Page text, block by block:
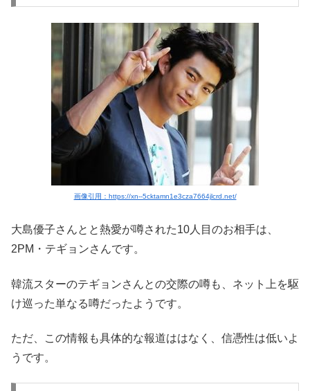
画像引用：https://xn--5cktamn1e3cza7664jlcrd.net/
大島優子さんとと熱愛が噂された10人目のお相手は、
2PM・テギョンさんです。
韓流スターのテギョンさんとの交際の噂も、ネット上を駆
け巡った単なる噂だったようです。
ただ、この情報も具体的な報道ははなく、信憑性は低いよ
うです。